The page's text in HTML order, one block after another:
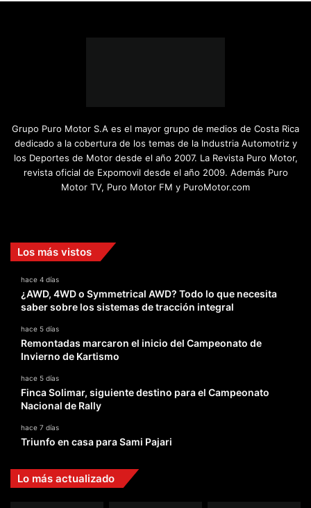
Grupo Puro Motor S.A es el mayor grupo de medios de Costa Rica
dedicado a la cobertura de los temas de la Industria Automotriz y
los Deportes de Motor desde el año 2007. La Revista Puro Motor,
revista oficial de Expomovil desde el año 2009. Además Puro
Motor TV, Puro Motor FM y PuroMotor.com
Los más vistos
hace 4 días
¿AWD, 4WD o Symmetrical AWD? Todo lo que necesita
saber sobre los sistemas de tracción integral
hace 5 días
Remontadas marcaron el inicio del Campeonato de
Invierno de Kartismo
hace 5 días
Finca Solimar, siguiente destino para el Campeonato
Nacional de Rally
hace 7 días
Triunfo en casa para Sami Pajari
Lo más actualizado